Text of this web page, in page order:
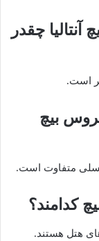
چقدر
است.
بیچ
متفاوت است.
کدامند؟
هتل هستند.